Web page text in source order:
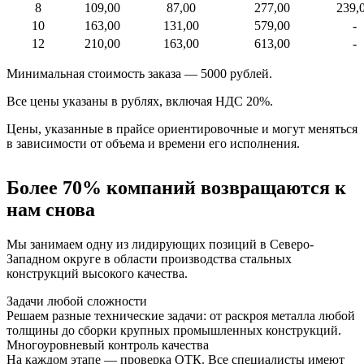
8
109,00 87,00 277,00
10
163,00 131,00 579,00
-
12
210,00 163,00 613,00 -
Минимальная стоимость заказа — 5000 рублей.
Все цены указаны в рублях, включая НДС 20%.
Цены, указанные в прайсе ориентировочные и могут меняться
в зависимости от объема и времени его исполнения.
Более 70% компаний возвращаются к
нам снова
Мы занимаем одну из лидирующих позиций в Северо-
Западном округе в области производства стальных
конструкций высокого качества.
Задачи любой сложности
Решаем разные технические задачи: от раскроя металла любой
толщины до сборки крупных промышленных конструкций.
Многоуровневый контроль качества
На каждом этапе — проверка ОТК. Все специалисты имеют